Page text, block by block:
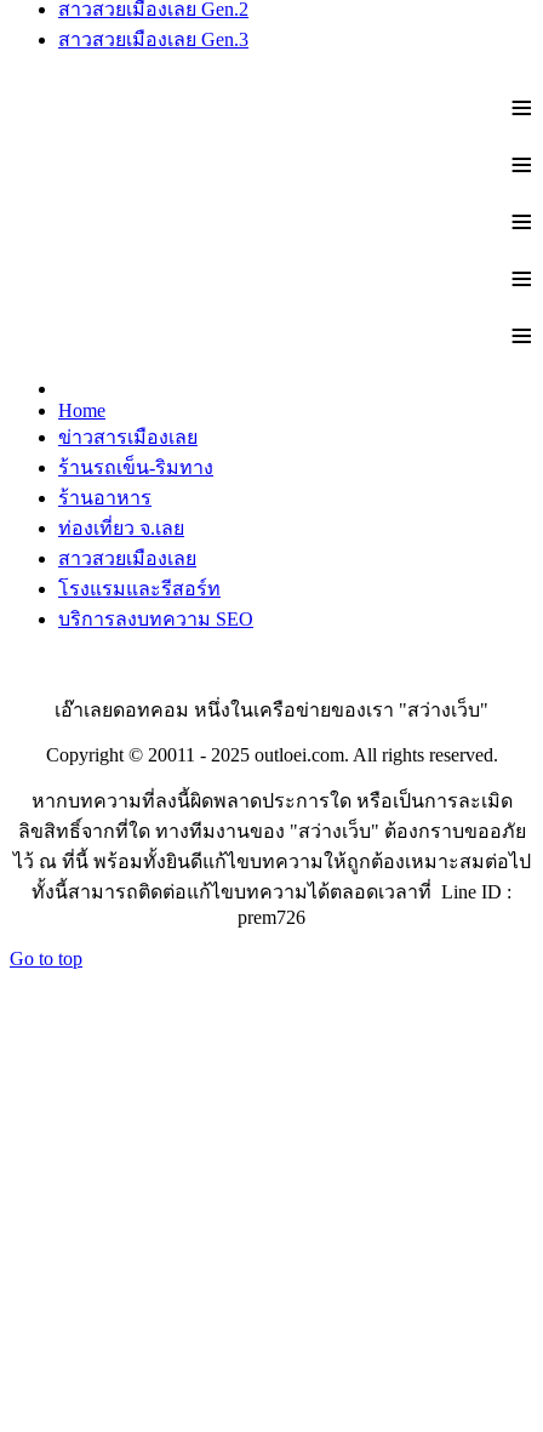
สาวสวยเมืองเลย Gen.2
สาวสวยเมืองเลย Gen.3
≡
≡
≡
≡
≡
Home
ข่าวสารเมืองเลย
ร้านรถเข็น-ริมทาง
ร้านอาหาร
ท่องเที่ยว จ.เลย
สาวสวยเมืองเลย
โรงแรมและรีสอร์ท
บริการลงบทความ SEO
เอ๊าเลยดอทคอม หนึ่งในเครือข่ายของเรา "สว่างเว็บ"
Copyright © 20011 - 2025 outloei.com. All rights reserved.
หากบทความที่ลงนี้ผิดพลาดประการใด หรือเป็นการละเมิด
ลิขสิทธิ์จากที่ใด ทางทีมงานของ "สว่างเว็บ" ต้องกราบขออภัย
ไว้ ณ ที่นี้ พร้อมทั้งยินดีแก้ไขบทความให้ถูกต้องเหมาะสมต่อไป
ทั้งนี้สามารถติดต่อแก้ไขบทความได้ตลอดเวลาที่ Line ID :
prem726
Go to top